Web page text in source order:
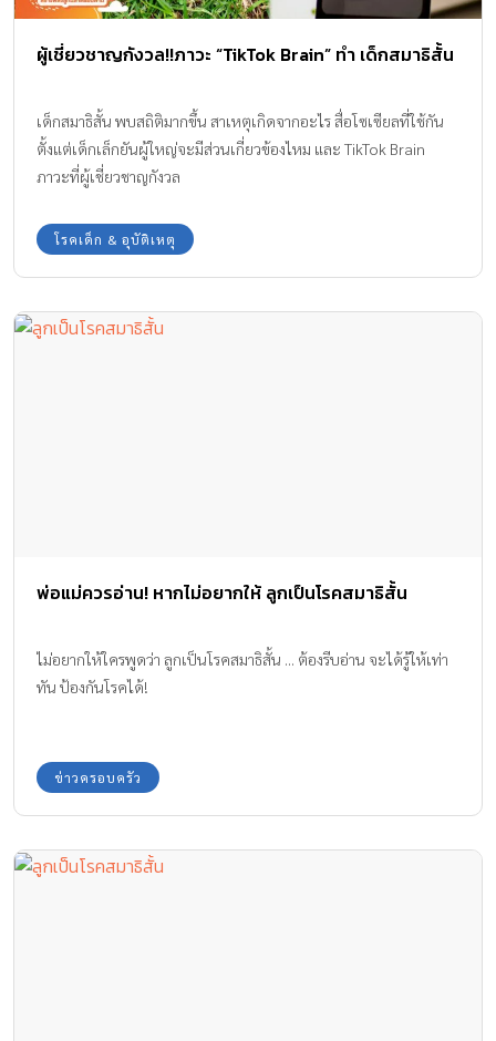
ผู้เชี่ยวชาญกังวล!!ภาวะ “TikTok Brain” ทำ เด็กสมาธิสั้น
เด็กสมาธิสั้น พบสถิติมากขึ้น สาเหตุเกิดจากอะไร สื่อโซเซียลที่ใช้กัน
ตั้งแต่เด็กเล็กยันผู้ใหญ่จะมีส่วนเกี่ยวข้องไหม และ TikTok Brain
ภาวะที่ผู้เชี่ยวชาญกังวล
โรคเด็ก & อุบัติเหตุ
พ่อแม่ควรอ่าน! หากไม่อยากให้ ลูกเป็นโรคสมาธิสั้น
ไม่อยากให้ใครพูดว่า ลูกเป็นโรคสมาธิสั้น ... ต้องรีบอ่าน จะได้รู้ให้เท่า
ทัน ป้องกันโรคได้!
ข่าวครอบครัว